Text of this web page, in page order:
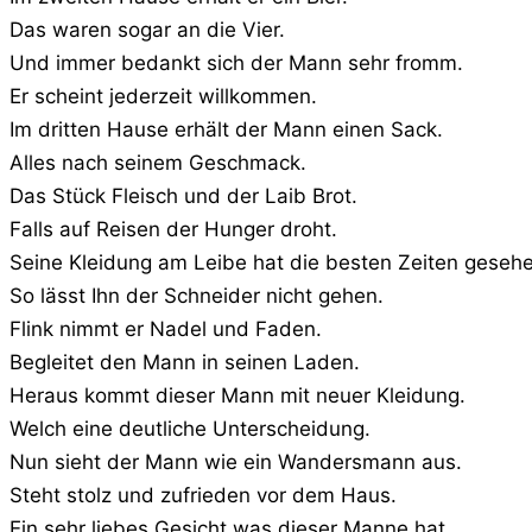
Das waren sogar an die Vier.
Und immer bedankt sich der Mann sehr fromm.
Er scheint jederzeit willkommen.
Im dritten Hause erhält der Mann einen Sack.
Alles nach seinem Geschmack.
Das Stück Fleisch und der Laib Brot.
Falls auf Reisen der Hunger droht.
Seine Kleidung am Leibe hat die besten Zeiten
So lässt Ihn der Schneider nicht gehen.
Flink nimmt er Nadel und Faden.
Begleitet den Mann in seinen Laden.
Heraus kommt dieser Mann mit neuer Kleidung.
Welch eine deutliche Unterscheidung.
Nun sieht der Mann wie ein Wandersmann aus.
Steht stolz und zufrieden vor dem Haus.